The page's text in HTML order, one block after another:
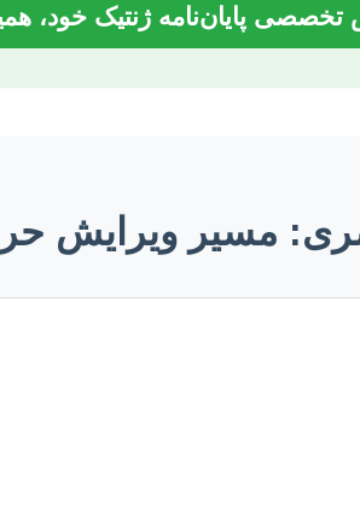
تخصصی پایان‌نامه ژنتیک خود،
مسیر ویرایش